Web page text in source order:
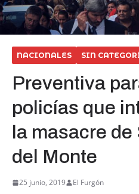
NACIONALES SIN
Preventiva
policías que
la masacre de
del Monte
25 junio, 2019 El Furgón